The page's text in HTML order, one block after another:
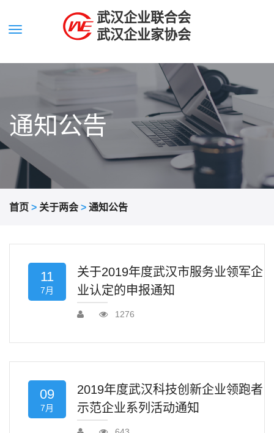
武汉企业联合会
武汉企业家协会
通知公告
首页 > 关于两会 > 通知公告
11
7月
关于2019年度武汉市服务业领军企
业认定的申报通知
1276
09
7月
2019年度武汉科技创新企业领跑者
示范企业系列活动通知